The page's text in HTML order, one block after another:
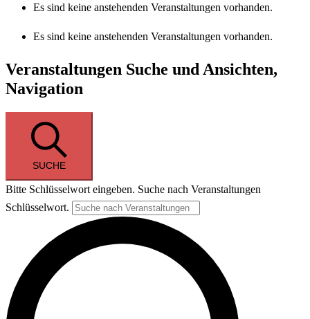
Es sind keine anstehenden Veranstaltungen vorhanden.
Es sind keine anstehenden Veranstaltungen vorhanden.
Veranstaltungen Suche und Ansichten,
Navigation
SUCHE
Bitte Schlüsselwort eingeben. Suche nach Veranstaltungen
Schlüsselwort.